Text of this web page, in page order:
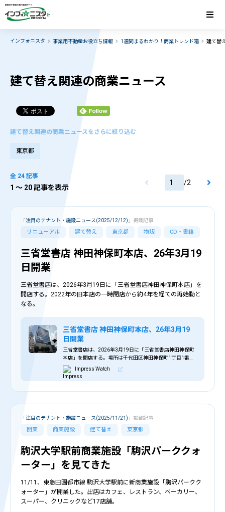
インフォニスタ 事業用不動産お役立ち情報 1週間まるわかり！商業トレンド箱 建て替
建て替え関連の商業ニュース
建て替え関連の商業ニュースをさらに絞り込む
東京都
全 24 記事
1 〜 20 記事を表示
/2
リニューアル 建て替え 東京都 物販 CD・書籍
「注目のテナント・施設ニュース(2025/12/12) 」掲載記事
三省堂書店 神田神保町本店、26年3月19
日開業
三省堂書店は、2026年3月19日に「三省堂書店神田神保町本店」を
開店する。2022年の旧本店の一時閉店から約4年を経ての再始動と
なる。
三省堂書店 神田神保町本店、26年3月19
日開業
三省堂書店は、2026年3月19日に「三省堂書店神田神保町
本店」を開店する。場所は千代田区神田神保町1丁目1番地
で、2022年の旧本店の一時閉店から約4年を経ての再始動
となる。
Impress Watch
開業 商業施設 建て替え 東京都
「注目のテナント・施設ニュース(2025/11/21) 」掲載記事
駒沢大学駅前商業施設「駒沢パーククォ
ーター」を見てきた
11/11、東急田園都市線 駒沢大学駅前に新商業施設「駒沢パークク
ォーター」が開業した。出店はカフェ、レストラン、ベーカリー、
スーパー、クリニックなど17店舗。